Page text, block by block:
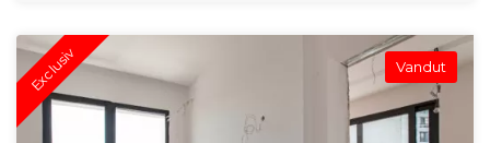
Exclusiv Vandut